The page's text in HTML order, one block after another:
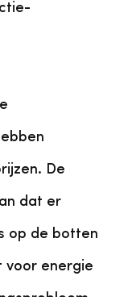
De
dat er
op de botten
voor energie